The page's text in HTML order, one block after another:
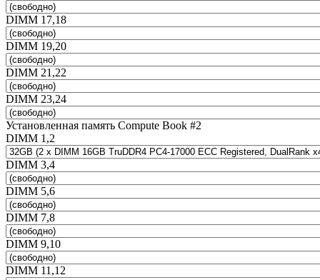
DIMM 17,18
DIMM 19,20
DIMM 21,22
DIMM 23,24
Установленная память Compute Book #2
DIMM 1,2
DIMM 3,4
DIMM 5,6
DIMM 7,8
DIMM 9,10
DIMM 11,12